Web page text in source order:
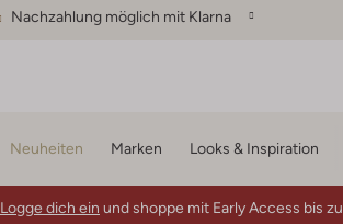
Nachzahlung möglich mit Klarna
Neuheiten Marken Looks & Inspiration
Logge dich ein und shoppe mit Early Access bis zu